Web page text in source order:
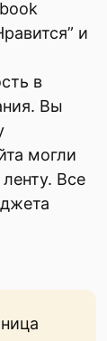
и
в
Вы
могли
Все